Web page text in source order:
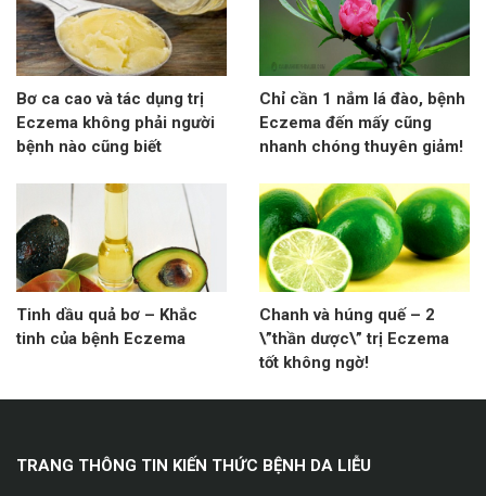
Bơ ca cao và tác dụng trị
Eczema không phải người
bệnh nào cũng biết
Chỉ cần 1 nắm lá đào, bệnh
Eczema đến mấy cũng
nhanh chóng thuyên giảm!
Tinh dầu quả bơ – Khắc
tinh của bệnh Eczema
Chanh và húng quế – 2
\”thần dược\” trị Eczema
tốt không ngờ!
TRANG THÔNG TIN KIẾN THỨC BỆNH DA LIỄU